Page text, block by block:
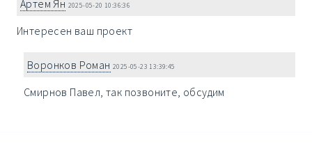
Артем Ян 2025-05-20 10:36:36
Интересен ваш проект
Воронков Роман 2025-05-23 13:39:45
Смирнов Павел, так позвоните, обсудим